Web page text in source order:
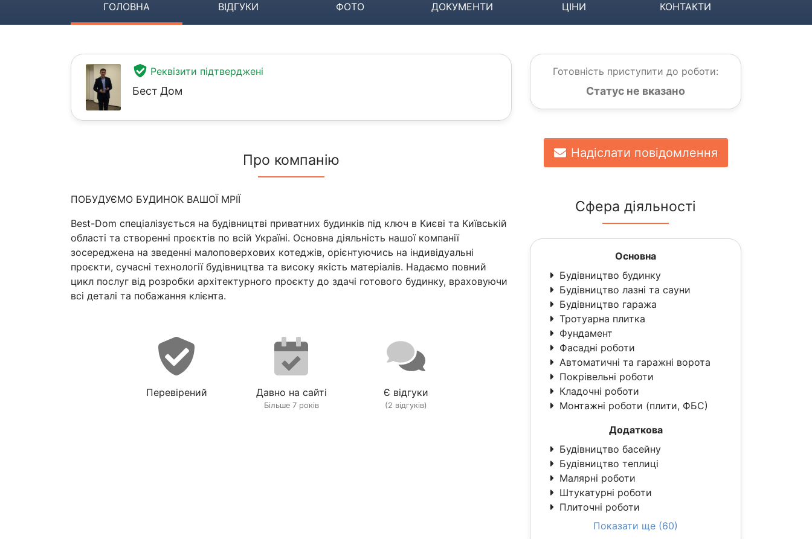
ГОЛОВНА ВІДГУКИ ФОТО ДОКУМЕНТИ ЦІНИ КОНТАКТИ
Реквізити підтверджені
Бест Дом
Про компанію
ПОБУДУЄМО БУДИНОК ВАШОЇ МРІЇ
Best-Dom спеціалізується на будівництві приватних будинків під ключ в Києві та Київській
області та створенні проєктів по всій Україні. Основна діяльність нашої компанії
зосереджена на зведенні малоповерхових котеджів, орієнтуючись на індивідуальні
проєкти, сучасні технології будівництва та високу якість матеріалів. Надаємо повний
цикл послуг від розробки архітектурного проєкту до здачі готового будинку, враховуючи
всі деталі та побажання клієнта.
Перевірений Давно на сайті
Більше 7 років
Є відгуки
(2 відгуків)
Готовність приступити до роботи:
Статус не вказано
Надіслати повідомлення
Сфера діяльності
Основна
Будівництво будинку
Будівництво лазні та сауни
Будівництво гаража
Тротуарна плитка
Фундамент
Фасадні роботи
Автоматичні та гаражні ворота
Покрівельні роботи
Кладочні роботи
Монтажні роботи (плити, ФБС)
Додаткова
Будівництво басейну
Будівництво теплиці
Малярні роботи
Штукатурні роботи
Плиточні роботи
Показати ще (60)